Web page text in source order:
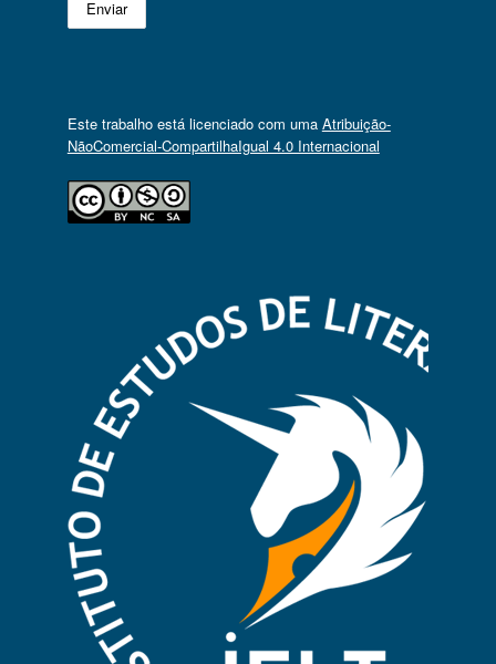
Este trabalho está licenciado com uma Atribuição-
NãoComercial-CompartilhaIgual 4.0 Internacional